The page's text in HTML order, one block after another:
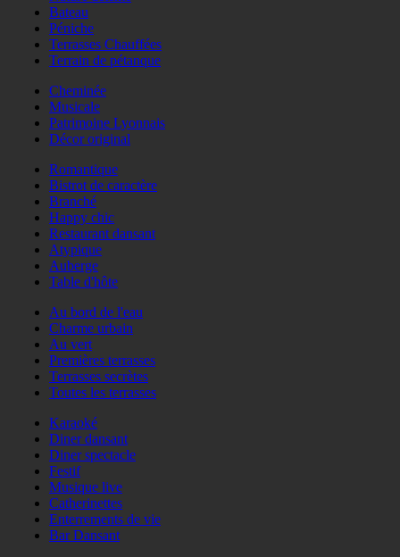
Bateau
Péniche
Terrasses Chauffées
Terrain de pétanque
Cheminée
Musicale
Patrimoine Lyonnais
Décor original
Romantique
Bistrot de caractère
Branché
Happy chic
Restaurant dansant
Atypique
Auberge
Table d'hôte
Au bord de l'eau
Charme urbain
Au vert
Premières terrasses
Terrasses secrètes
Toutes les terrasses
Karaoké
Diner dansant
Diner spectacle
Festif
Musique live
Catherinettes
Enterrements de vie
Bar Dansant